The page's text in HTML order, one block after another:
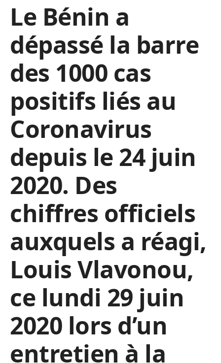
Le Bénin a
dépassé la barre
des 1000 cas
positifs liés au
Coronavirus
depuis le 24 juin
2020. Des
chiffres officiels
auxquels a réagi,
Louis Vlavonou,
ce lundi 29 juin
2020 lors d’un
entretien à la